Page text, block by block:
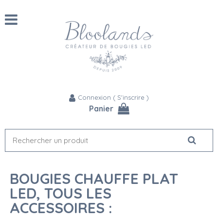
Connexion ( S'inscrire )
Panier
BOUGIES CHAUFFE PLAT
LED, TOUS LES
ACCESSOIRES :